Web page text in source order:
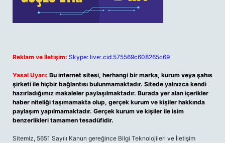
Reklam ve İletişim: Skype: live:.cid.575569c608265c69
Yasal Uyarı: Bu internet sitesi, herhangi bir marka, kurum veya şahıs
şirketi ile hiçbir bağlantısı bulunmamaktadır. Sitede yalnızca kendi
hazırladığımız makaleler paylaşılmaktadır. Burada yer alan içerikler
haber niteliği taşımamakta olup, gerçek kurum ve kişiler hakkında
paylaşım yapılmamaktadır. Gerçek kurum ve kişiler ile isim
benzerlikleri tamamen tesadüfidir.
Sitemiz, 5651 Sayılı Kanun gereğince Bilgi Teknolojileri ve İletişim